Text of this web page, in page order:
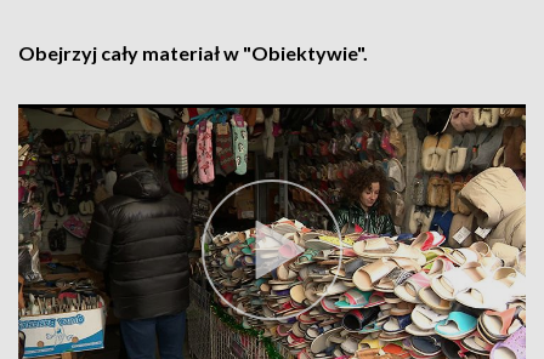
Obejrzyj cały materiał w "Obiektywie".